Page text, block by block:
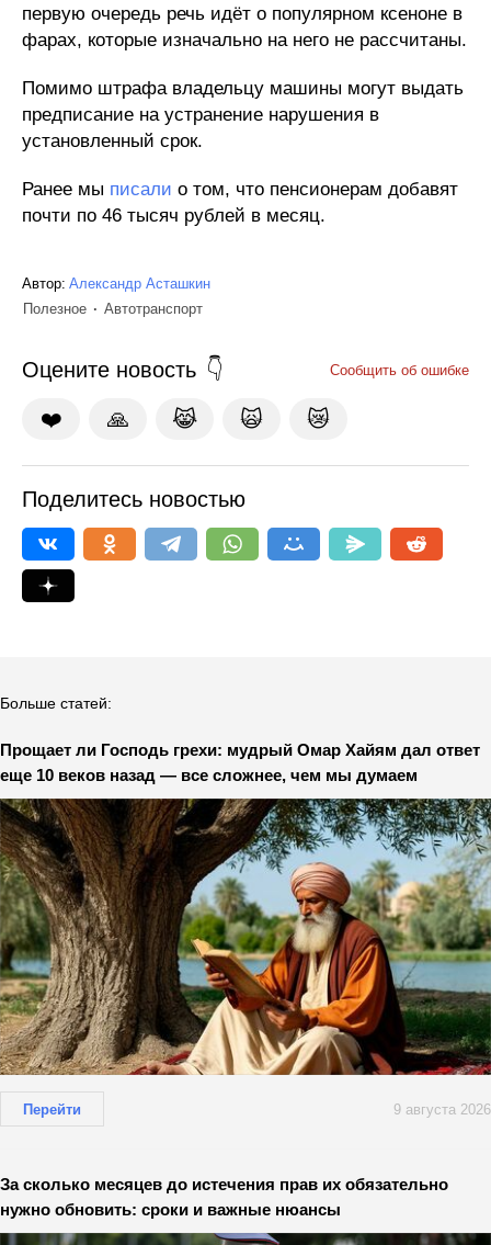
первую очередь речь идёт о популярном ксеноне в
фарах, которые изначально на него не рассчитаны.
Помимо штрафа владельцу машины могут выдать
предписание на устранение нарушения в
установленный срок.
Ранее мы писали о том, что пенсионерам добавят
почти по 46 тысяч рублей в месяц.
Автор: Александр Асташкин
Полезное
Автотранспорт
Оцените новость Сообщить об ошибке
❤️ 🙏 😹 🙀 😿
Поделитесь новостью
Больше статей:
Прощает ли Господь грехи: мудрый Омар Хайям дал ответ
еще 10 веков назад — все сложнее, чем мы думаем
Перейти 9 августа 2026
За сколько месяцев до истечения прав их обязательно
нужно обновить: сроки и важные нюансы